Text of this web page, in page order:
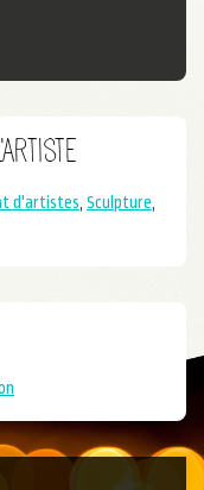
d'artistes Sculpture